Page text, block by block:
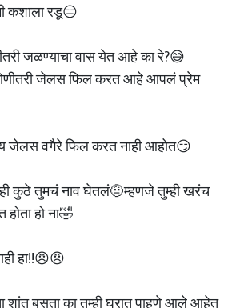
कशाला रडू😑
जळण्याचा वास येत आहे का रे?😅
जेलस फिल करत आहे आपलं प्रेम
जेलस वगैरे फिल करत नाही आहोत😏
कुठे तुमचं नाव घेतलं🤨म्हणजे तुम्ही खरंच
हो ना🤣
हा!!😠😠